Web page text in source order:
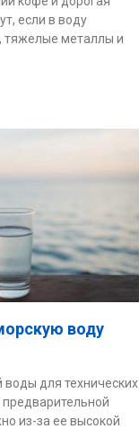
если в воду
тяжелые металлы и
воду
для технических
из-за ее высокой